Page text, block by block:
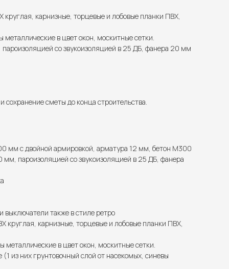
карнизные, торцевые и лобовые планки ПВХ,
в цвет окон, москитные сетки.
со звукоизоляцией в 25 ДБ, фанера 20 мм
сметы до конца строительства.
мм с двойной армировкой, арматура 12 мм, бетон М300
пароизоляцией со звукоизоляцией в 25 ДБ, фанера
также в стиле ретро
карнизные, торцевые и лобовые планки ПВХ,
в цвет окон, москитные сетки.
из них грунтовочный слой от насекомых, синевы